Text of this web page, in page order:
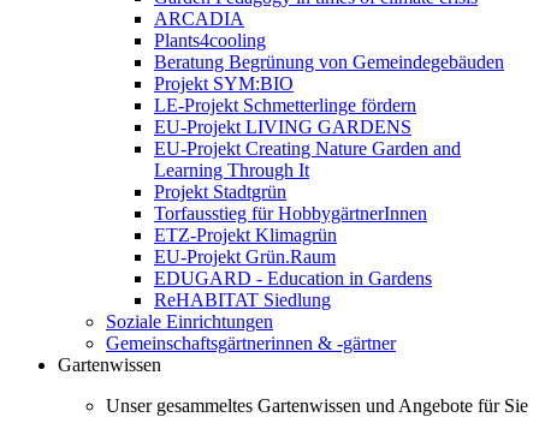
ARCADIA
Plants4cooling
Beratung Begrünung von Gemeindegebäuden
Projekt SYM:BIO
LE-Projekt Schmetterlinge fördern
EU-Projekt LIVING GARDENS
EU-Projekt Creating Nature Garden and
Learning Through It
Projekt Stadtgrün
Torfausstieg für HobbygärtnerInnen
ETZ-Projekt Klimagrün
EU-Projekt Grün.Raum
EDUGARD - Education in Gardens
ReHABITAT Siedlung
Soziale Einrichtungen
Gemeinschaftsgärtnerinnen & -gärtner
Gartenwissen
Unser gesammeltes Gartenwissen und Angebote für Sie